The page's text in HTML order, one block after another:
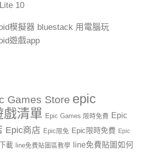
10
模擬器 bluestack 用電腦玩
遊戲app
Games Store epic
戲清單 Epic Games 限時免費 Epic
Epic商店 Epic限免 Epic限時免費 Epic
載 line免費貼圖區教學
line免費貼圖如何